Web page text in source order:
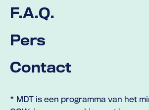
F.A.Q.
Pers
Contact
* MDT is een programma van het